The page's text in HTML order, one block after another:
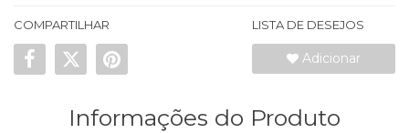
COMPARTILHAR LISTA DE DESEJOS
Adicionar
Informações do Produto